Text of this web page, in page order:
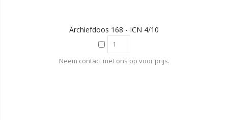
Archiefdoos 168 - ICN 4/10
Neem contact met ons op voor prijs.